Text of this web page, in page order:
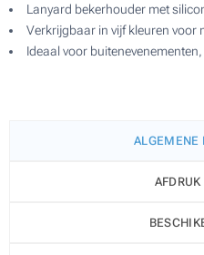
Lanyard bekerhouder met
Verkrijgbaar in vijf kleuren voor
Ideaal voor
ALGEMENE